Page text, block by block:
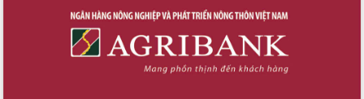
Đắk Lắk: Tôn vinh 46 giải pháp tại Hội
thi Sáng tạo Kỹ thuật 2024 - 2025
Đắk Lắk rà soát, điều chỉnh Đề án 190
về phát triển nuôi trồng thủy sản